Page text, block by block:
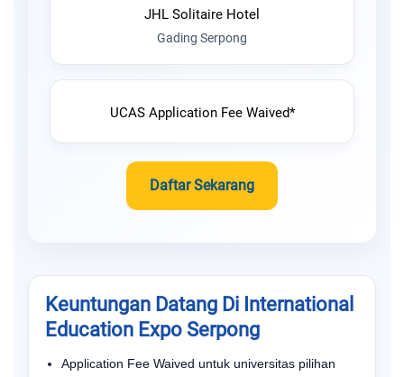
JHL Solitaire Hotel
Gading Serpong
UCAS Application Fee Waived*
Daftar Sekarang
Keuntungan Datang Di International
Education Expo Serpong
Application Fee Waived untuk universitas pilihan